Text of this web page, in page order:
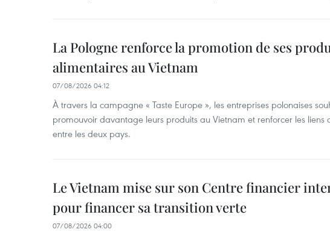
La Pologne renforce la promotion de ses
alimentaires au Vietnam
07/08/2026 04:12
À travers la campagne « Taste Europe », les entreprises polonaises
promouvoir davantage leurs produits au Vietnam et renforcer les liens
entre les deux pays.
Le Vietnam mise sur son Centre financier
pour financer sa transition verte
07/08/2026 04:00